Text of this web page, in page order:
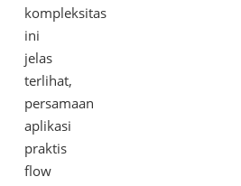
kompleksitas
ini
jelas
terlihat,
persamaan
aplikasi
praktis
flow